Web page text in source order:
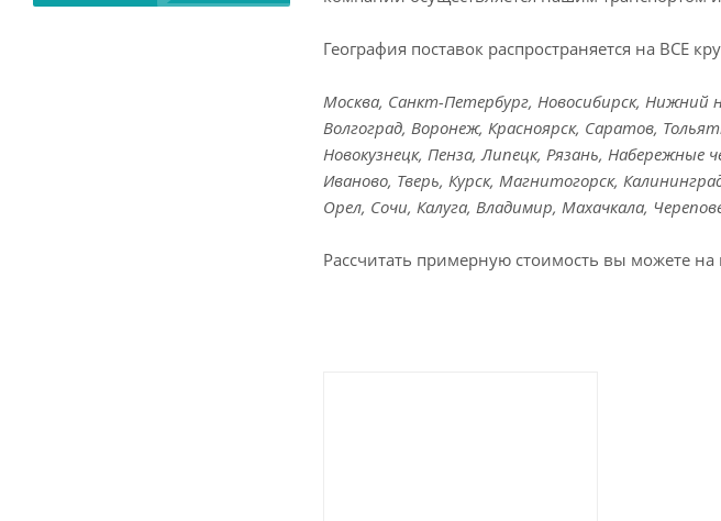
География поставок распространяется на ВСЕ
Москва, Санкт-Петербург, Новосибирск, Нижний
Волгоград, Воронеж, Красноярск, Саратов,
Новокузнецк, Пенза, Липецк, Рязань, Набережные
Иваново, Тверь, Курск, Магнитогорск,
Орел, Сочи, Калуга, Владимир, Махачкала,
Рассчитать примерную стоимость вы можете